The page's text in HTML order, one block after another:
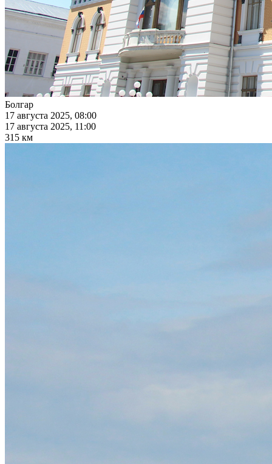
Болгар
17 августа 2025, 08:00
17 августа 2025, 11:00
315 км